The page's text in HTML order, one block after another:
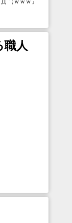
人